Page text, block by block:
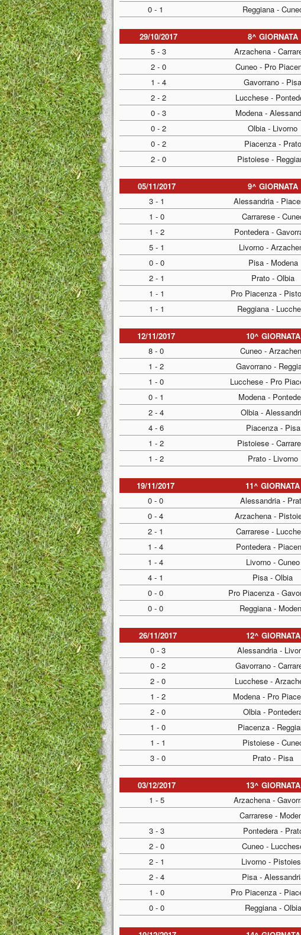
0 - 1
Reggiana -
29/10/2017 8^ GIORNATA
5 - 3
Arzachena -
2 - 0
Cuneo - Pro
1 - 4
Gavorrano - Pisa
2 - 2
Lucchese -
0 - 3
Modena -
0 - 2
Olbia - Livorno
0 - 2
Piacenza - Prato
2 - 0
Pistoiese -
05/11/2017 9^ GIORNATA
3 - 1
Alessandria -
1 - 0
Carrarese -
1 - 2
Pontedera -
5 - 1
Livorno -
0 - 0
Pisa - Modena
2 - 1
Prato - Olbia
1 - 1
Pro Piacenza -
1 - 1
Reggiana -
12/11/2017 10^ GIORNATA
8 - 0
Cuneo -
1 - 2
Gavorrano -
1 - 0
Lucchese - Pro
0 - 1
Modena -
2 - 4
Olbia -
4 - 6
Piacenza - Pisa
1 - 2
Pistoiese -
1 - 2
Prato - Livorno
19/11/2017 11^ GIORNATA
0 - 0
Alessandria -
0 - 4
Arzachena -
2 - 1
Carrarese -
1 - 4
Pontedera -
1 - 4
Livorno - Cuneo
4 - 1
Pisa - Olbia
0 - 0
Pro Piacenza -
0 - 0
Reggiana -
26/11/2017 12^ GIORNATA
0 - 3
Alessandria -
0 - 2
Gavorrano -
2 - 0
Lucchese -
1 - 2
Modena - Pro
2 - 0
Olbia -
1 - 0
Piacenza -
1 - 1
Pistoiese -
3 - 0
Prato - Pisa
03/12/2017 13^ GIORNATA
1 - 5
Arzachena -
Carrarese -
3 - 3
Pontedera -
2 - 0
Cuneo -
2 - 1
Livorno -
2 - 4
Pisa -
1 - 0
Pro Piacenza -
0 - 0
Reggiana - Olbia